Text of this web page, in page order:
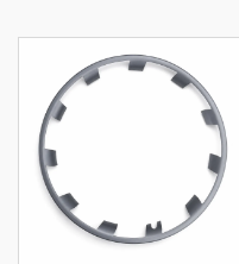
1514952-10-E, подмяна
на фарове за
автомобилно осветление